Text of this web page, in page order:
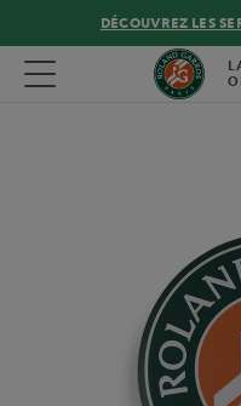
DÉCOUVREZ LES
Toggle navigation